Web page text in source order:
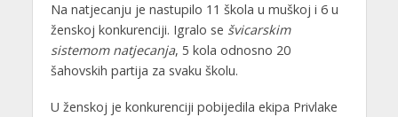
Na natjecanju je nastupilo 11 škola u muškoj i 6 u
ženskoj konkurenciji. Igralo se švicarskim
sistemom natjecanja, 5 kola odnosno 20
šahovskih partija za svaku školu.
U ženskoj je konkurenciji pobijedila ekipa Privlake